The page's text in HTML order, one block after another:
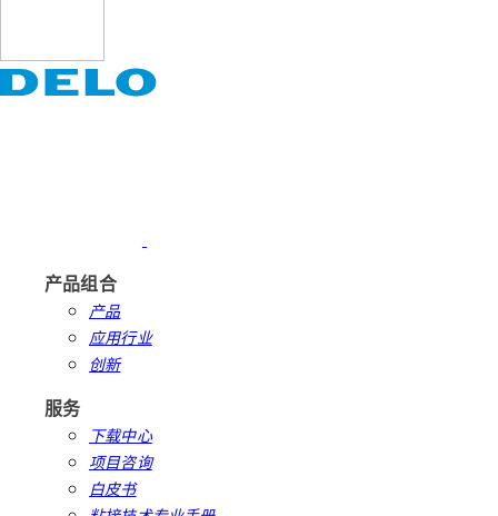
产品组合
产品
应用行业
创新
服务
下载中心
项目咨询
白皮书